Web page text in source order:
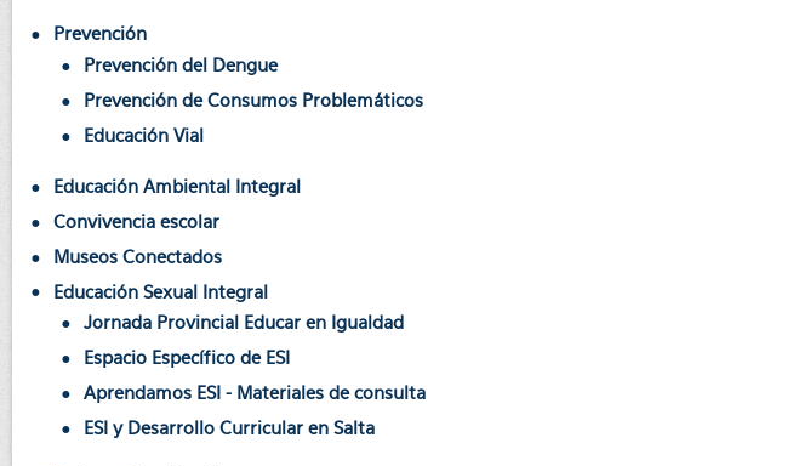
Prevención
Prevención del Dengue
Prevención de Consumos Problemáticos
Educación Vial
Educación Ambiental Integral
Convivencia escolar
Museos Conectados
Educación Sexual Integral
Jornada Provincial Educar en Igualdad
Espacio Específico de ESI
Aprendamos ESI - Materiales de consulta
ESI y Desarrollo Curricular en Salta